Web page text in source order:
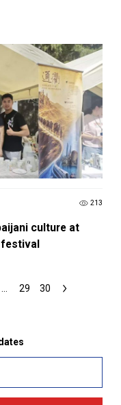
213
culture at
festival
... 29 30